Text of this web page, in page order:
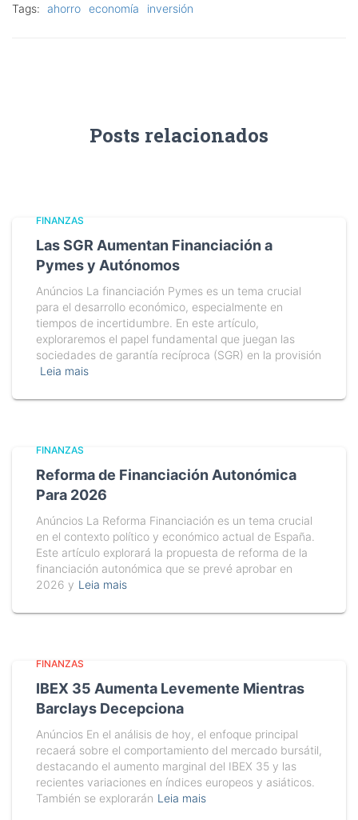
Tags: ahorro economía inversión
Posts relacionados
FINANZAS
Las SGR Aumentan Financiación a
Pymes y Autónomos
Anúncios La financiación Pymes es un tema crucial
para el desarrollo económico, especialmente en
tiempos de incertidumbre. En este artículo,
exploraremos el papel fundamental que juegan las
sociedades de garantía recíproca (SGR) en la provisión
Leia mais
FINANZAS
Reforma de Financiación Autonómica
Para 2026
Anúncios La Reforma Financiación es un tema crucial
en el contexto político y económico actual de España.
Este artículo explorará la propuesta de reforma de la
financiación autonómica que se prevé aprobar en
2026 y Leia mais
FINANZAS
IBEX 35 Aumenta Levemente Mientras
Barclays Decepciona
Anúncios En el análisis de hoy, el enfoque principal
recaerá sobre el comportamiento del mercado bursátil,
destacando el aumento marginal del IBEX 35 y las
recientes variaciones en índices europeos y asiáticos.
También se explorarán Leia mais